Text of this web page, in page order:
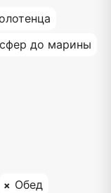
до марины
Обед